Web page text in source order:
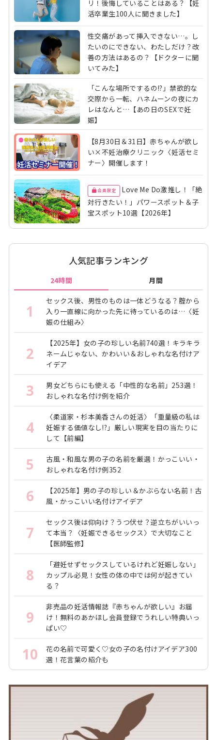
リ！後悔していることはある？【妊
活卒業生100人に聞きました】
性交痛があって挿入できない…。し
たいのにできない、わたしだけ？改
善の方法はあるの？【ドクターに聞
いてみた】
「こんな場所でするの!?」禁欲的な
交際から一転、ハネムーンの夜にカ
レはなんと…【あの日のSEXで妊
娠】
【8月30日＆31日】赤ちゃんが欲し
い×不妊治療クリニック〈妊活セミ
ナー〉開催します！
会員限定
Love Me Do激推し！「絶
対行きたい！」パワースポット＆子
宝スポット10選【2026年】
人気記事ランキング
24時間 月間
1
セックス後、男性のものは一体どうなる？腟から
入り一直線に向かった先に待っているのは…〈妊
娠の仕組み〉
2
【2025年】女の子の珍しい名前740選！キラキラ
ネームじゃない、かわいい＆おしゃれな名付けア
イデア
3
男女どちらにも使える「中性的な名前」253選！
おしゃれな名付け例を紹介
4
〈柔道家・杉本美香さんの妊活〉「重量級の私は
妊娠する価値なし!?」厳しい現実を目の当たりに
して【前編】
5
古風・和風な男の子の名前を厳選！かっこいい・
おしゃれな名付け例352
6
【2025年】男の子の珍しい＆かぶらない名前！古
風・かっこいい名付けアイデア
7
セックス後は仰向け？うつ伏せ？逆立ちがいいっ
て本当？〈妊娠できるセックス〉で大切なこと
【医師監修】
8
「避妊せずセックスしているけれど妊娠しない」
カップル必見！女性の体の中では何が起きてい
る？
9
非売品の妊活情報誌『赤ちゃんが欲しい』お届
け！無料のあかほし会員登録でうれしい特典いっ
ぱい♡
10
花の名前で可愛く♡女の子の名付けアイデア300
選！花言葉の紹介も